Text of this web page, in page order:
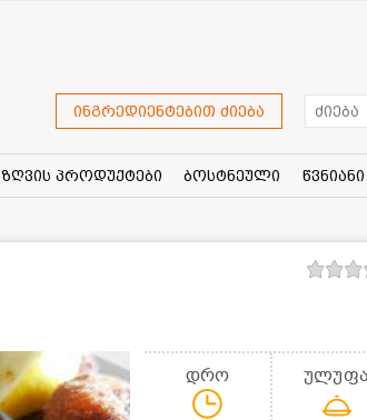
ინგრედიენტებით ძიება
ზღვის პროდუქტები ბოსტნეული წვნიანი
დრო ულუფა